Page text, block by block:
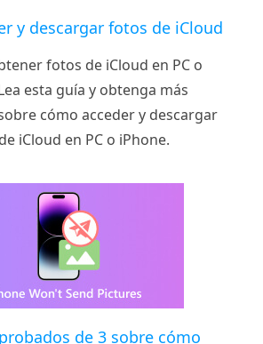
y descargar fotos de iCloud
fotos de iCloud en PC o
esta guía y obtenga más
cómo acceder y descargar
iCloud en PC o iPhone.
de 3 sobre cómo